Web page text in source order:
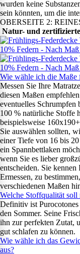
wurden keine
sein könnten, um die
OBERSEITE 2:
Natur- und
Wie wähle ich die Maße
Messen Sie Ihre
diesen Maßen
eventuelles Schrumpfen
100 % natürliche Stoffe
beispielsweise
Sie auswählen sollten,
einer Tiefe von 16 bis
ein Spannbettlaken
wenn Sie es lieber
entscheiden. Sie
Ermessen, zu
verschiedenen Maßen
Welche Stoffqualität soll
Definitiv ist
den Sommer. Seine
ihn zur perfekten Zutat,
gut schlafen zu können.
Wie wähle ich das
aus?